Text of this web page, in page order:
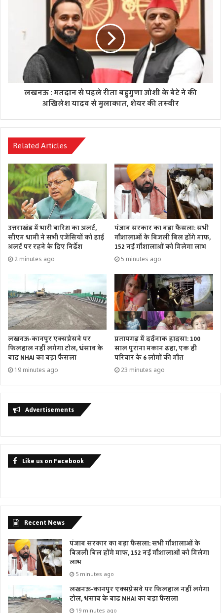
लखनऊ : मतदान से पहले रीता बहुगुणा जोशी के बेटे ने की
अखिलेश यादव से मुलाकात, शेयर की तस्वीर
Related Articles
उत्तराखंड में भारी बारिश का अलर्ट,
सीएम धामी ने सभी एजेंसियों को हाई
अलर्ट पर रहने के दिए निर्देश
2 minutes ago
पंजाब सरकार का बड़ा फैसला: सभी
गौशालाओं के बिजली बिल होंगे माफ,
152 नई गौशालाओं को मिलेगा लाभ
5 minutes ago
लखनऊ-कानपुर एक्सप्रेसवे पर
फिलहाल नहीं लगेगा टोल, धंसाव के
बाद NHAI का बड़ा फैसला
19 minutes ago
प्रतापगढ़ में दर्दनाक हादसा: 100
साल पुराना मकान ढहा, एक ही
परिवार के 6 लोगों की मौत
23 minutes ago
Advertisements
Like us on Facebook
Recent News
पंजाब सरकार का बड़ा फैसला: सभी गौशालाओं के
बिजली बिल होंगे माफ, 152 नई गौशालाओं को मिलेगा
लाभ
5 minutes ago
लखनऊ-कानपुर एक्सप्रेसवे पर फिलहाल नहीं लगेगा
टोल, धंसाव के बाद NHAI का बड़ा फैसला
19 minutes ago